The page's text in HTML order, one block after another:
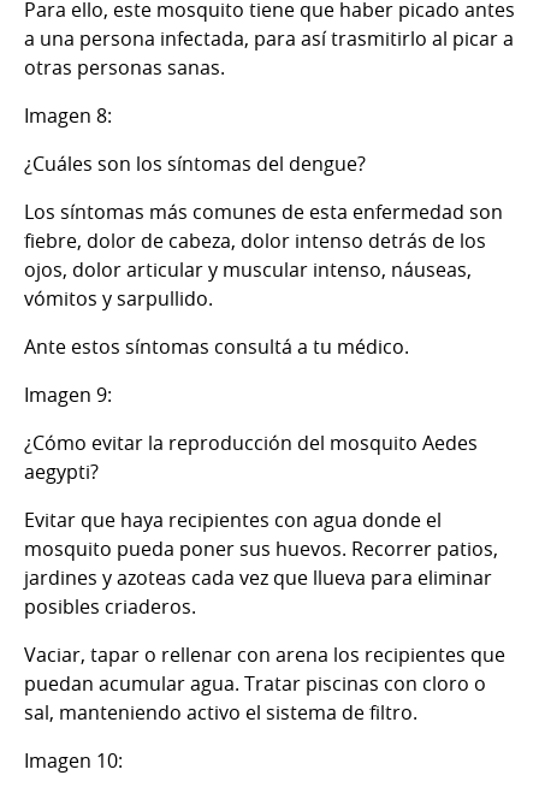
Para ello, este mosquito tiene que haber picado antes
a una persona infectada, para así trasmitirlo al picar a
otras personas sanas.
Imagen 8:
¿Cuáles son los síntomas del dengue?
Los síntomas más comunes de esta enfermedad son
fiebre, dolor de cabeza, dolor intenso detrás de los
ojos, dolor articular y muscular intenso, náuseas,
vómitos y sarpullido.
Ante estos síntomas consultá a tu médico.
Imagen 9:
¿Cómo evitar la reproducción del mosquito Aedes
aegypti?
Evitar que haya recipientes con agua donde el
mosquito pueda poner sus huevos. Recorrer patios,
jardines y azoteas cada vez que llueva para eliminar
posibles criaderos.
Vaciar, tapar o rellenar con arena los recipientes que
puedan acumular agua. Tratar piscinas con cloro o
sal, manteniendo activo el sistema de filtro.
Imagen 10: